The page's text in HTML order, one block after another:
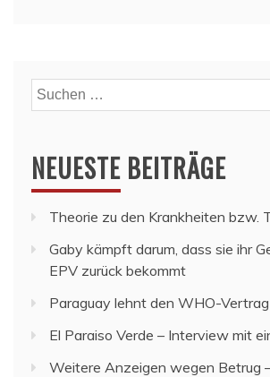
Suchen
nach:
NEUESTE BEITRÄGE
Theorie zu den Krankheiten bzw.
Gaby kämpft darum, dass sie ihr
EPV zurück bekommt
Paraguay lehnt den WHO-
El Paraiso Verde – Interview mit
Weitere Anzeigen wegen Betrug